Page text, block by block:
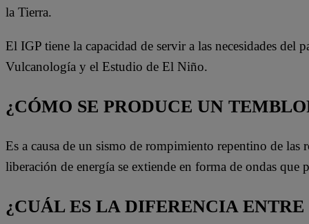
la Tierra.
El IGP tiene la capacidad de servir a las necesidades del
Vulcanología y el Estudio de El Niño.
¿CÓMO SE PRODUCE UN
Es a causa de un sismo de rompimiento repentino de las
liberación de energía se extiende en forma de ondas
¿CUÁL ES LA DIFERENCIA